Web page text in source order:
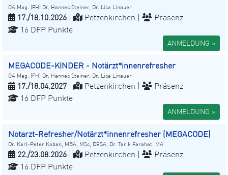
OA Mag. (FH) Dr. Hannes Steiner, Dr. Lisa Linauer
17./18.10.2026 Petzenkirchen |
Präsenz
16 DFP Punkte
ANMELDUNG »
MEGACODE-KINDER - Notärzt*innenrefresher
OA Mag. (FH) Dr. Hannes Steiner, Dr. Lisa Linauer
17./18.04.2027 Petzenkirchen |
Präsenz
16 DFP Punkte
ANMELDUNG »
Notarzt-Refresher/Notärzt*innenrefresher (MEGACODE)
Dr. Karl-Peter Koban, MBA, MSc, DESA, Dr. Tarik Farahat, MA
22./23.08.2026 Petzenkirchen |
Präsenz
16 DFP Punkte